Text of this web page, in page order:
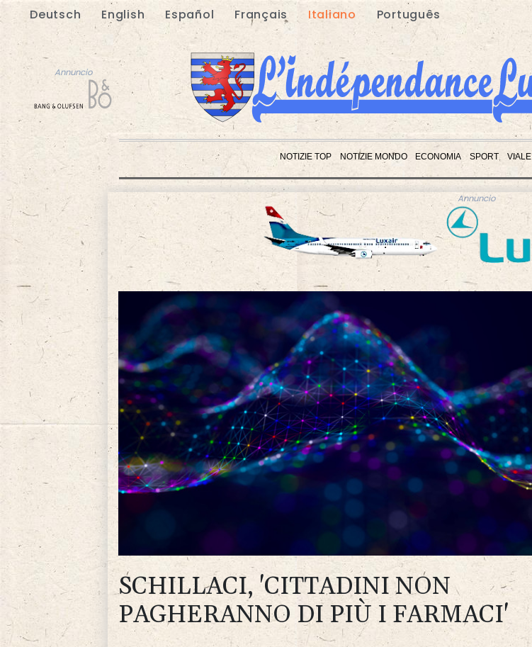
Deutsch English Español Français Italiano Português
Annuncio
NOTIZIE TOP NOTIZIE MONDO ECONOMIA SPORT VIALE
Annuncio
SCHILLACI, 'CITTADINI NON
PAGHERANNO DI PIÙ I FARMACI'